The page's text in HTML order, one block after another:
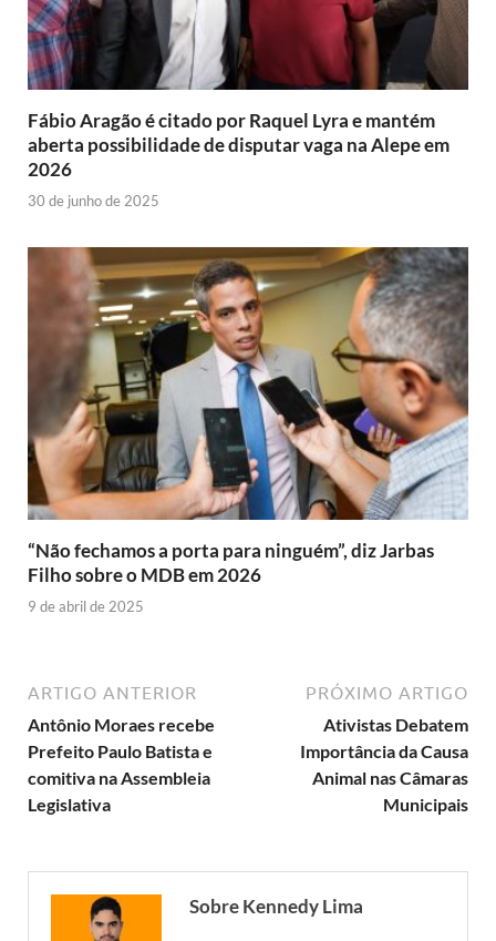
Fábio Aragão é citado por Raquel Lyra e mantém
aberta possibilidade de disputar vaga na Alepe em
2026
30 de junho de 2025
“Não fechamos a porta para ninguém”, diz Jarbas
Filho sobre o MDB em 2026
9 de abril de 2025
ARTIGO ANTERIOR
Antônio Moraes recebe
Prefeito Paulo Batista e
comitiva na Assembleia
Legislativa
PRÓXIMO ARTIGO
Ativistas Debatem
Importância da Causa
Animal nas Câmaras
Municipais
Sobre Kennedy Lima